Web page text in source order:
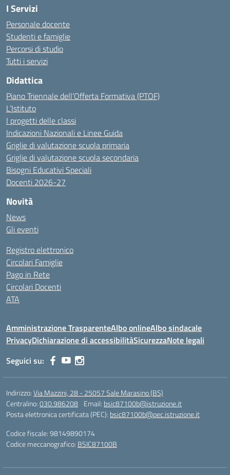
I Servizi
Personale docente
Studenti e famiglie
Percorsi di studio
Tutti i servizi
Didattica
Piano Triennale dell’Offerta Formativa (PTOF)
L’Istituto
I progetti delle classi
Indicazioni Nazionali e Linee Guida
Griglie di valutazione scuola primaria
Griglie di valutazione scuola secondaria
Bisogni Educativi Speciali
Docenti 2026-27
Novità
News
Gli eventi
Registro elettronico
Circolari Famiglie
Pago in Rete
Circolari Docenti
ATA
Amministrazione TrasparenteAlbo onlineAlbo sindacale
PrivacyDichiarazione di accessibilitàSicurezzaNote legali
Seguici su:
Indirizzo:Via Mazzini, 28 - 25057 Sale Marasino (BS)
Centralino:030.986208 Email: bsic87100b@istruzione.it
Posta elettronica certificata (PEC): bsic87100b@pec.istruzione.it
Codice fiscale: 98149890174
Codice meccanografico: BSIC87100B